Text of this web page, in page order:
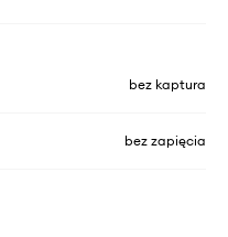
bez kaptura
bez zapięcia